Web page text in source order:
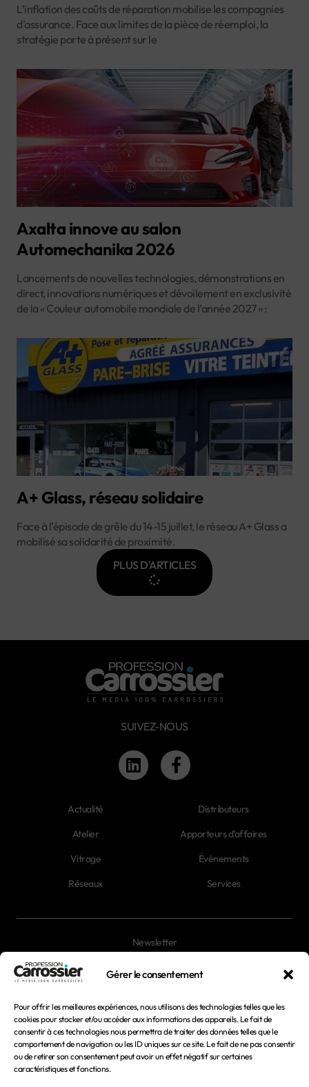
Gérer le consentement
Pour offrir les meilleures expériences, nous utilisons des technologies telles que les
cookies pour stocker et/ou accéder aux informations des appareils. Le fait de
consentir à ces technologies nous permettra de traiter des données telles que le
comportement de navigation ou les ID uniques sur ce site. Le fait de ne pas consentir
ou de retirer son consentement peut avoir un effet négatif sur certaines
caractéristiques et fonctions.
L’inflation des coûts de réparation mobilise les compagnies
d’assurance. Face aux limites de la pièce de réemploi, la
stratégie porte à présent sur le
Axalta innove au salon
Automechanika 2026
Lancements de nouvelles technologies, démonstrations en
direct, innovations numériques et dévoilement en exclusivité
de la « Couleur automobile mondiale de l’année 2027 » :
A+ Glass, réseau solidaire
Face à l’épisode de grêle du 14-15 juillet, le réseau A+ Glass a
mobilisé sa solidarité de proximité.
PLUS D'ARTICLES
SUIVEZ-NOUS
Actualité
Atelier
Vitrage
Réseaux
Distributeurs
Apporteurs d'affaires
Évènements
Services
Newsletter
Mentions légales
Conditions générales d'utilisation
Conditions générales de vente